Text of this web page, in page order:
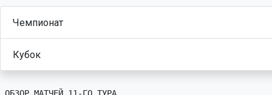
Чемпионат
Кубок